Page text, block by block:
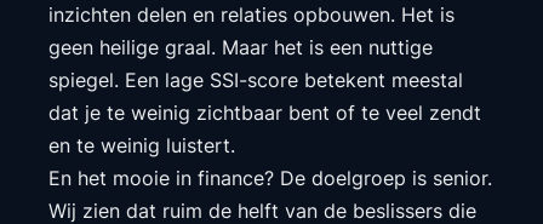
inzichten delen en relaties opbouwen. Het is
geen heilige graal. Maar het is een nuttige
spiegel. Een lage SSI-score betekent meestal
dat je te weinig zichtbaar bent of te veel zendt
en te weinig luistert.
En het mooie in finance? De doelgroep is senior.
Wij zien dat ruim de helft van de beslissers die